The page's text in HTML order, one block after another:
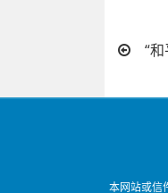
“
本网站或信